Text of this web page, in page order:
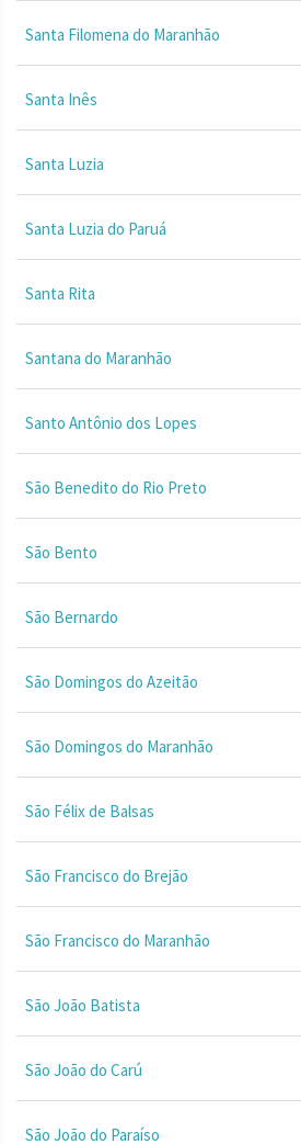
Santa Filomena do Maranhão
Santa Inês
Santa Luzia
Santa Luzia do Paruá
Santa Rita
Santana do Maranhão
Santo Antônio dos Lopes
São Benedito do Rio Preto
São Bento
São Bernardo
São Domingos do Azeitão
São Domingos do Maranhão
São Félix de Balsas
São Francisco do Brejão
São Francisco do Maranhão
São João Batista
São João do Carú
São João do Paraíso